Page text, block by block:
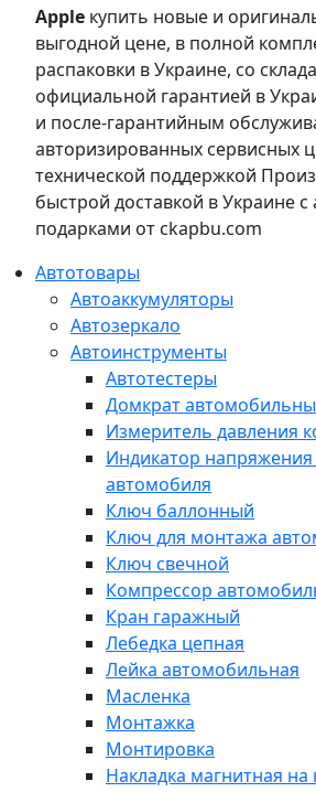
Apple купить новые и
выгодной цене, в полной
распаковки в Украине, со
официальной гарантией в
и после-гарантийным
авторизированных сервисных
технической поддержкой
быстрой доставкой в Украине
подарками от ckapbu.com
Автотовары
Автоаккумуляторы
Автозеркало
Автоинструменты
Автотестеры
Домкрат
Измеритель давления
Индикатор
автомобиля
Ключ баллонный
Ключ для монтажа
Ключ свечной
Компрессор
Кран гаражный
Лебедка цепная
Лейка автомобильная
Масленка
Монтажка
Монтировка
Накладка магнитная на